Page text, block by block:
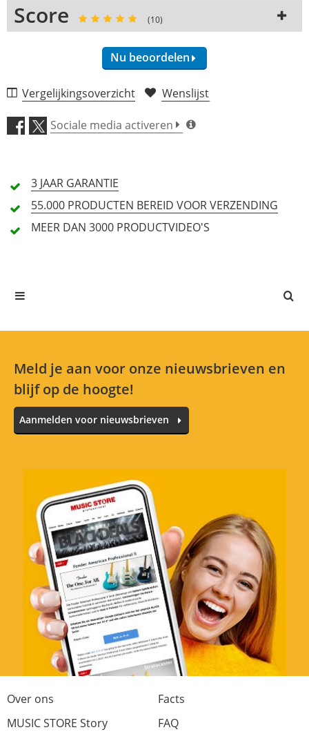
Score (10)
Nu beoordelen
Geluid (4,9)
Prijs-kwaliteitsverhouding
(4,9)
5 Sterren
9 Klanten
3 Sterren
0 Klanten
2 Sterren
1 Sterren
Alle talen
No reviews for the selected language available.
Nu beoordelen
Vergelijkingsoverzicht Wenslijst
Sociale media activeren
3 JAAR GARANTIE
55.000 PRODUCTEN BEREID VOOR VERZENDING
MEER DAN 3000 PRODUCTVIDEO'S
Meld je aan voor onze nieuwsbrieven en
blijf op de hoogte!
Aanmelden voor nieuwsbrieven
Over ons
Facts
MUSIC STORE Story
FAQ